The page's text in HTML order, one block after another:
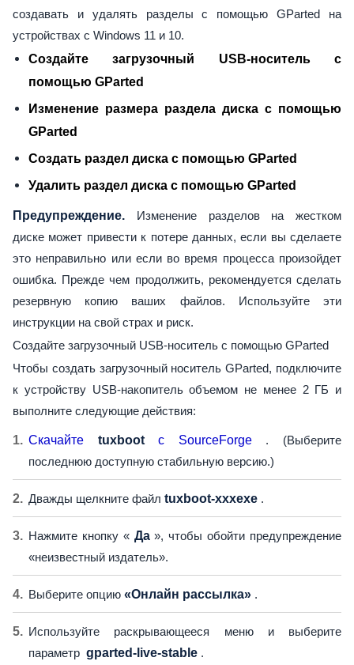
создавать и удалять разделы с помощью GParted на
устройствах с Windows 11 и 10.
Создайте загрузочный USB-носитель с
помощью GParted
Изменение размера раздела диска с помощью
GParted
Создать раздел диска с помощью GParted
Удалить раздел диска с помощью GParted
Предупреждение. Изменение разделов на жестком
диске может привести к потере данных, если вы сделаете
это неправильно или если во время процесса произойдет
ошибка. Прежде чем продолжить, рекомендуется сделать
резервную копию ваших файлов. Используйте эти
инструкции на свой страх и риск.
Создайте загрузочный USB-носитель с помощью GParted
Чтобы создать загрузочный носитель GParted, подключите
к устройству USB-накопитель объемом не менее 2 ГБ и
выполните следующие действия:
Скачайте tuxbootс SourceForge. (Выберите
последнюю доступную стабильную версию.)
Дважды щелкните файл tuxboot-xxxexe .
Нажмите кнопку « Да», чтобы обойти предупреждение
«неизвестный издатель».
Выберите опцию «Онлайн рассылка» .
Используйте раскрывающееся меню и выберите
параметр gparted-live-stable .